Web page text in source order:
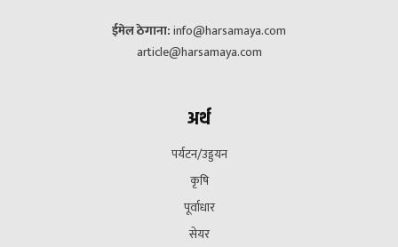
ईमेल ठेगाना:info@harsamaya.com
article@harsamaya.com
अर्थ
पर्यटन/उड्डयन
कृषि
पूर्वाधार
सेयर